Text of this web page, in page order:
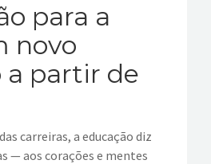
para a
novo
a partir de
carreiras, a educação diz
— aos corações e mentes